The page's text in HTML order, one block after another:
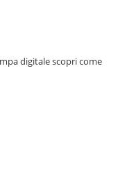
digitale scopri come